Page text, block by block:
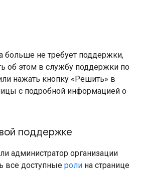
больше не требует поддержки,
об этом в службу поддержки по
нажать кнопку «Решить» в
с подробной информацией о
поддержке
администратор организации
все доступные роли на странице